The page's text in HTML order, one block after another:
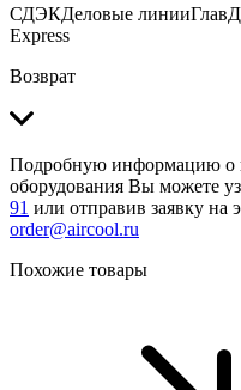
СДЭКДеловые линии
Express
Возврат
Подробную информацию о
оборудования Вы можете
91 или отправив заявку на
order@aircool.ru
Похожие товары